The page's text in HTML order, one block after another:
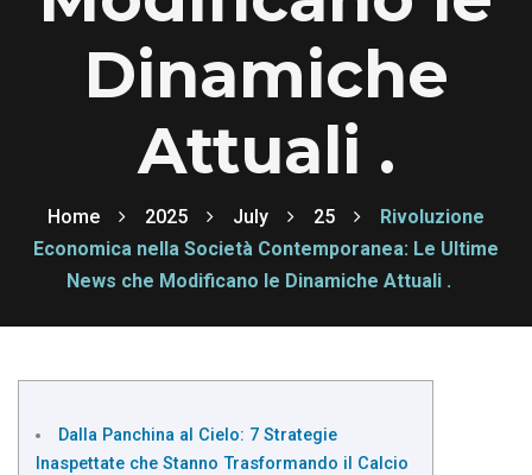
Dinamiche
Attuali .
Home 2025 July 25
Rivoluzione
Economica nella Società Contemporanea: Le Ultime
News che Modificano le Dinamiche Attuali .
Dalla Panchina al Cielo: 7 Strategie
Inaspettate che Stanno Trasformando il Calcio